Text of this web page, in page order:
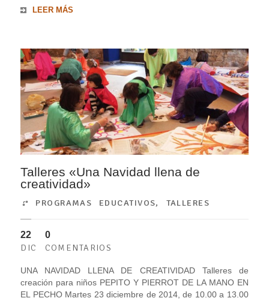
LEER MÁS
Talleres «Una Navidad llena de
creatividad»
PROGRAMAS EDUCATIVOS, TALLERES
22
DIC
0
COMENTARIOS
UNA NAVIDAD LLENA DE CREATIVIDAD Talleres de
creación para niños PEPITO Y PIERROT DE LA MANO EN
EL PECHO Martes 23 diciembre de 2014, de 10.00 a 13.00